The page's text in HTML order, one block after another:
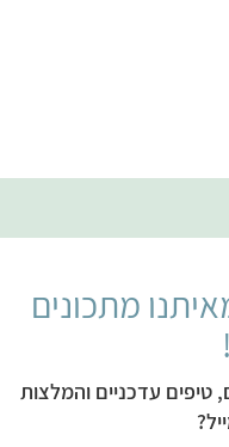
מתכונים
עדכניים והמלצות